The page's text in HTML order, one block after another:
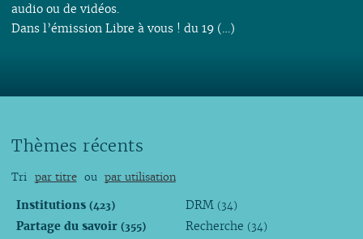
audio ou de vidéos.
Dans l’émission Libre à vous ! du 19 (…)
Thèmes récents
Tri par titre ou par utilisation
Institutions (423)
Partage du savoir (355)
DRM (34)
Recherche (34)